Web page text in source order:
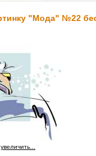
"Мода" №22
увеличить...